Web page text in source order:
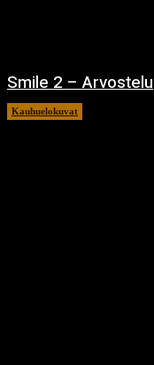
Smile 2 – Arvostelu
Kauhuelokuvat